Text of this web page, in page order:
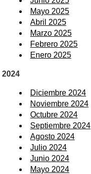
Mayo 2025
Abril 2025
Marzo 2025
Febrero 2025
Enero 2025
2024
Diciembre 2024
Noviembre 2024
Octubre 2024
Septiembre 2024
Agosto 2024
Julio 2024
Junio 2024
Mayo 2024